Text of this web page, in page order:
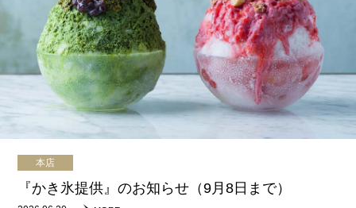
本店
『かき氷提供』のお知らせ（9月8日まで）